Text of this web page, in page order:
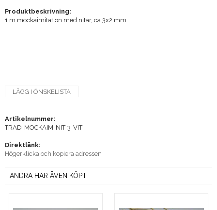
Produktbeskrivning:
1 m mockaimitation med nitar, ca 3x2 mm
LÄGG I ÖNSKELISTA
Artikelnummer:
TRAD-MOCKAIM-NIT-3-VIT
Direktlänk:
Högerklicka och kopiera adressen
ANDRA HAR ÄVEN KÖPT